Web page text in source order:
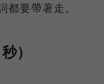
都要帶著走。
）